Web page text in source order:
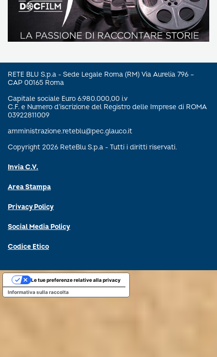
RETE BLU S.p.a - Sede Legale Roma (RM) Via Aurelia 796 –
CAP 00165 Roma
Capitale sociale Euro 6.980.000,00 i.v
C.F. e Numero d’iscrizione del Registro delle Imprese di ROMA
03922811009
amministrazione.reteblu@pec.glauco.it
Copyright 2026 ReteBlu S.p.a - Tutti i diritti riservati.
Invia C.V.
Area Stampa
Privacy Policy
Social Media Policy
Codice Etico
Informativa sulla raccolta
Le tue preferenze relative alla privacy